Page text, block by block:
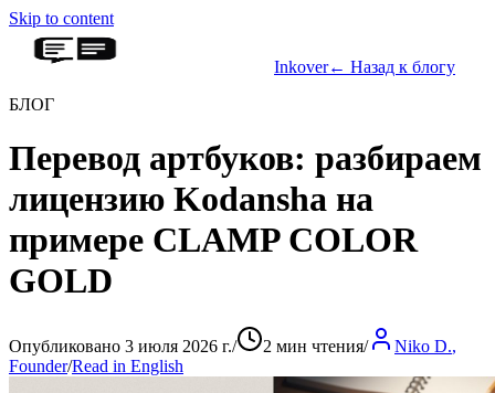
Skip to content
Inkover← Назад к блогу
БЛОГ
Перевод артбуков: разбираем
лицензию Kodansha на
примере CLAMP COLOR
GOLD
Опубликовано 3 июля 2026 г./ 2 мин чтения/ Niko D.,
Founder/Read in English